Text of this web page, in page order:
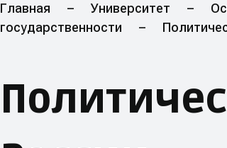
Главная – Университет –
государственности
–